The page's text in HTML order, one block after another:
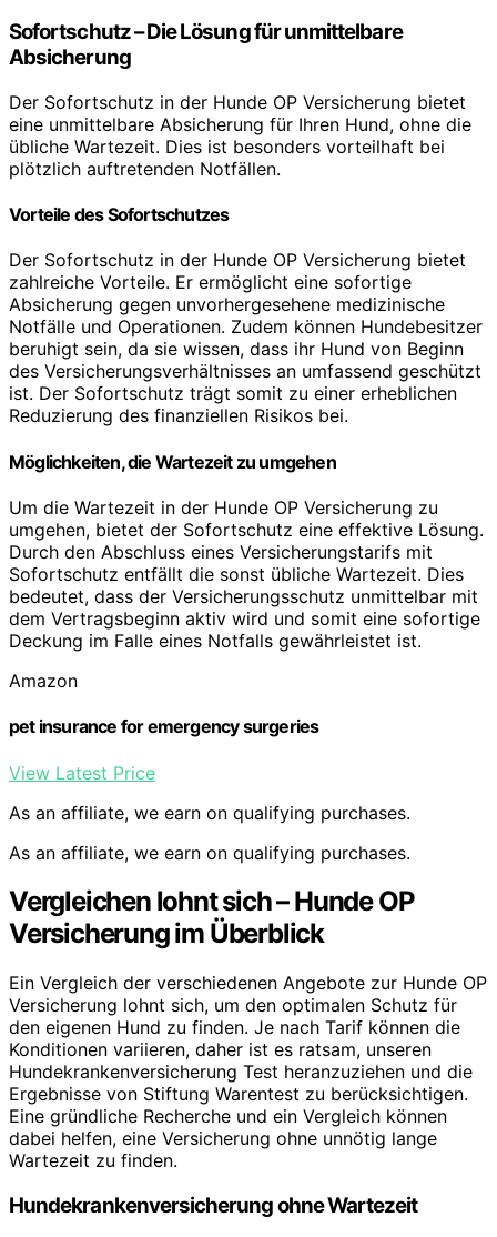
Sofortschutz – Die Lösung für unmittelbare
Absicherung
Der Sofortschutz in der Hunde OP Versicherung bietet
eine unmittelbare Absicherung für Ihren Hund, ohne die
übliche Wartezeit. Dies ist besonders vorteilhaft bei
plötzlich auftretenden Notfällen.
Vorteile des Sofortschutzes
Der Sofortschutz in der Hunde OP Versicherung bietet
zahlreiche Vorteile. Er ermöglicht eine sofortige
Absicherung gegen unvorhergesehene medizinische
Notfälle und Operationen. Zudem können Hundebesitzer
beruhigt sein, da sie wissen, dass ihr Hund von Beginn
des Versicherungsverhältnisses an umfassend geschützt
ist. Der Sofortschutz trägt somit zu einer erheblichen
Reduzierung des finanziellen Risikos bei.
Möglichkeiten, die Wartezeit zu umgehen
Um die Wartezeit in der Hunde OP Versicherung zu
umgehen, bietet der Sofortschutz eine effektive Lösung.
Durch den Abschluss eines Versicherungstarifs mit
Sofortschutz entfällt die sonst übliche Wartezeit. Dies
bedeutet, dass der Versicherungsschutz unmittelbar mit
dem Vertragsbeginn aktiv wird und somit eine sofortige
Deckung im Falle eines Notfalls gewährleistet ist.
Amazon
pet insurance for emergency surgeries
View Latest Price
As an affiliate, we earn on qualifying purchases.
As an affiliate, we earn on qualifying purchases.
Vergleichen lohnt sich – Hunde OP
Versicherung im Überblick
Ein Vergleich der verschiedenen Angebote zur Hunde OP
Versicherung lohnt sich, um den optimalen Schutz für
den eigenen Hund zu finden. Je nach Tarif können die
Konditionen variieren, daher ist es ratsam, unseren
Hundekrankenversicherung Test heranzuziehen und die
Ergebnisse von Stiftung Warentest zu berücksichtigen.
Eine gründliche Recherche und ein Vergleich können
dabei helfen, eine Versicherung ohne unnötig lange
Wartezeit zu finden.
Hundekrankenversicherung ohne Wartezeit